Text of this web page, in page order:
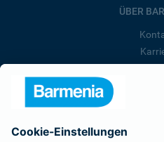
ÜBER
Barmenia ist Teil der